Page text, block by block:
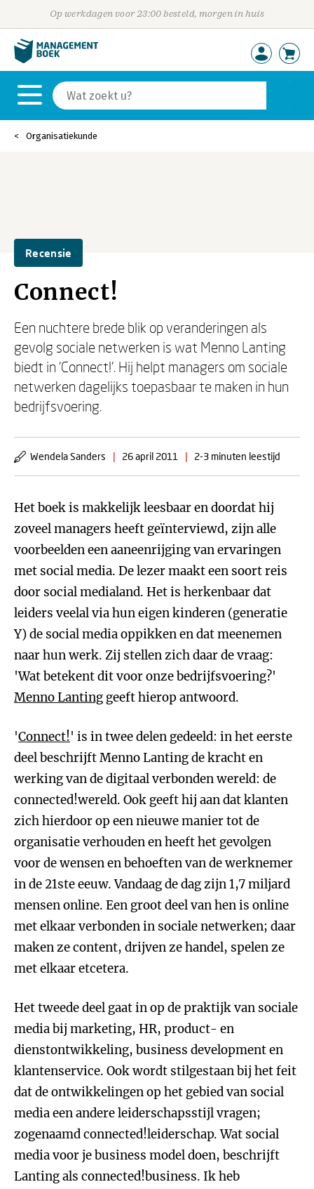
Op werkdagen voor 23:00 besteld, morgen in huis
Organisatiekunde
Recensie
Connect!
Een nuchtere brede blik op veranderingen als
gevolg sociale netwerken is wat Menno Lanting
biedt in 'Connect!'. Hij helpt managers om sociale
netwerken dagelijks toepasbaar te maken in hun
bedrijfsvoering.
Wendela Sanders | 26 april 2011 | 2-3 minuten leestijd
Het boek is makkelijk leesbaar en doordat hij
zoveel managers heeft geïnterviewd, zijn alle
voorbeelden een aaneenrijging van ervaringen
met social media. De lezer maakt een soort reis
door social medialand. Het is herkenbaar dat
leiders veelal via hun eigen kinderen (generatie
Y) de social media oppikken en dat meenemen
naar hun werk. Zij stellen zich daar de vraag:
'Wat betekent dit voor onze bedrijfsvoering?'
Menno Lanting geeft hierop antwoord.
'Connect!' is in twee delen gedeeld: in het eerste
deel beschrijft Menno Lanting de kracht en
werking van de digitaal verbonden wereld: de
connected!wereld. Ook geeft hij aan dat klanten
zich hierdoor op een nieuwe manier tot de
organisatie verhouden en heeft het gevolgen
voor de wensen en behoeften van de werknemer
in de 21ste eeuw. Vandaag de dag zijn 1,7 miljard
mensen online. Een groot deel van hen is online
met elkaar verbonden in sociale netwerken; daar
maken ze content, drijven ze handel, spelen ze
met elkaar etcetera.
Het tweede deel gaat in op de praktijk van sociale
media bij marketing, HR, product- en
dienstontwikkeling, business development en
klantenservice. Ook wordt stilgestaan bij het feit
dat de ontwikkelingen op het gebied van social
media een andere leiderschapsstijl vragen;
zogenaamd connected!leiderschap. Wat social
media voor je business model doen, beschrijft
Lanting als connected!business. Ik heb